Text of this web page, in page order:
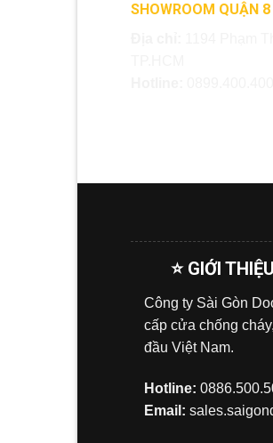
SHOWROOM QUẬN
⭐ GIỚI
Công ty Sài Gòn
cấp cửa chống
đầu Việt Nam.
Hotline:
Email: